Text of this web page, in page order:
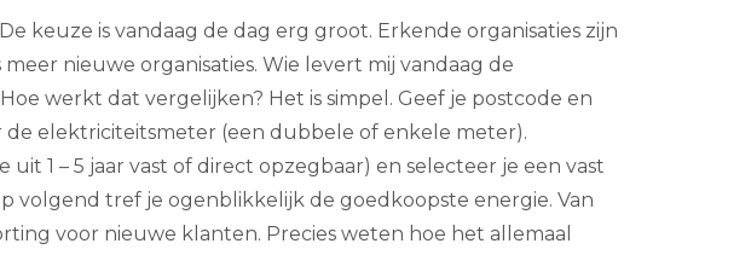
keuze is vandaag de dag erg groot. Erkende organisaties zijn
nieuwe organisaties. Wie levert mij vandaag de
werkt dat vergelijken? Het is simpel. Geef je postcode en
de elektriciteitsmeter (een dubbele of enkele meter).
1 – 5 jaar vast of direct opzegbaar) en selecteer je een vast
volgend tref je ogenblikkelijk de goedkoopste energie. Van
voor nieuwe klanten. Precies weten hoe het allemaal